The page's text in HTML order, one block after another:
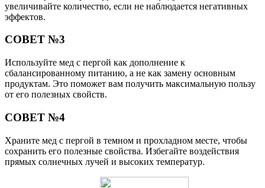
увеличивайте количество, если не наблюдается негативных
эффектов.
СОВЕТ №3
Используйте мед с пергой как дополнение к
сбалансированному питанию, а не как замену основным
продуктам. Это поможет вам получить максимальную пользу
от его полезных свойств.
СОВЕТ №4
Храните мед с пергой в темном и прохладном месте, чтобы
сохранить его полезные свойства. Избегайте воздействия
прямых солнечных лучей и высоких температур.